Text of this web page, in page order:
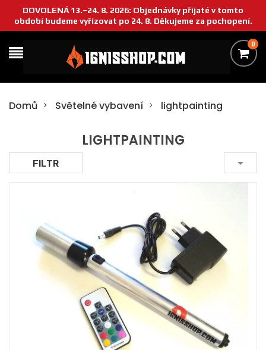
DOVOLENÁ 13.–24. 8. 2026: Objednávky přijaté v tomto
období budeme vyřizovat po 24. 8. Děkujeme za pochopení.
0
Domů Světelné vybavení lightpainting
LIGHTPAINTING

FILTR